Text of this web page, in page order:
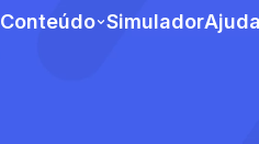
Conteúdo Simulador